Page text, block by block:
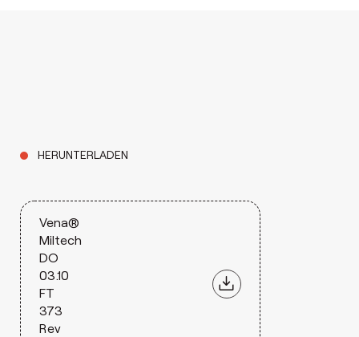
HERUNTERLADEN
Vena®
Miltech
DO
03.10
FT
373
Rev